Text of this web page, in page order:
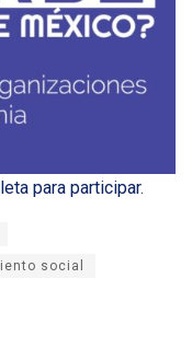
para participar.
social